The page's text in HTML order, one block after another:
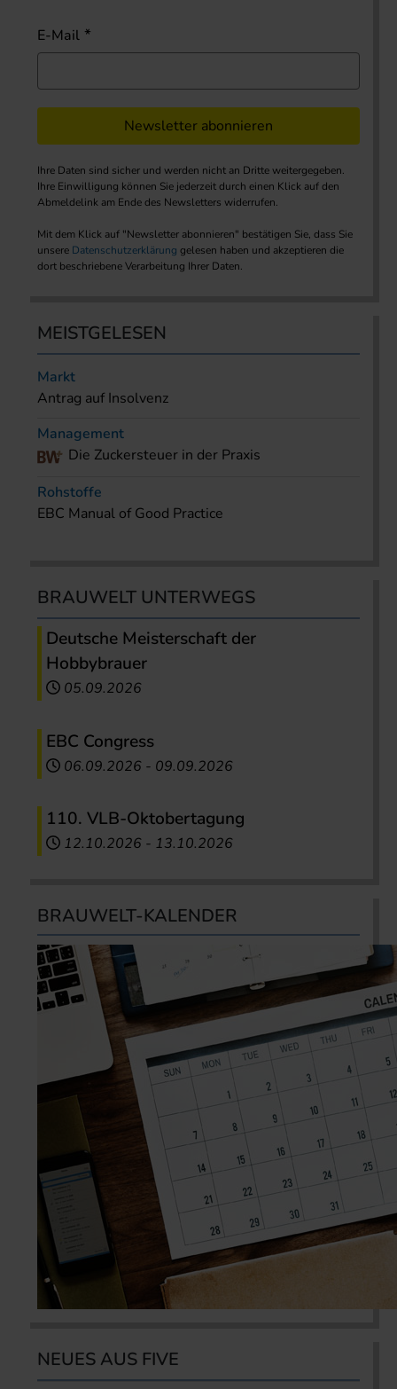
E-Mail
Newsletter abonnieren
Ihre Daten sind sicher und werden nicht an Dritte weitergegeben.
Ihre Einwilligung können Sie jederzeit durch einen Klick auf den
Abmeldelink am Ende des Newsletters widerrufen.
Mit dem Klick auf "Newsletter abonnieren" bestätigen Sie, dass Sie
unsere Datenschutzerklärung gelesen haben und akzeptieren die
dort beschriebene Verarbeitung Ihrer Daten.
MEISTGELESEN
Markt
Antrag auf Insolvenz
Management
Die Zuckersteuer in der Praxis
Rohstoffe
EBC Manual of Good Practice
BRAUWELT UNTERWEGS
Deutsche Meisterschaft der
Hobbybrauer
05.09.2026
EBC Congress
06.09.2026 - 09.09.2026
110. VLB-Oktobertagung
12.10.2026 - 13.10.2026
BRAUWELT-KALENDER
NEUES AUS FIVE